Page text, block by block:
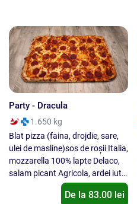
Party - Dracula
1.650 kg
Blat pizza (faina, drojdie, sare,
ulei de masline)sos de roșii Italia,
mozzarella 100% lapte Delaco,
salam picant Agricola, ardei iute,
oregano. Nu se inlocuieste un
ingredient cu alt ingredient !
De la 83.00 lei